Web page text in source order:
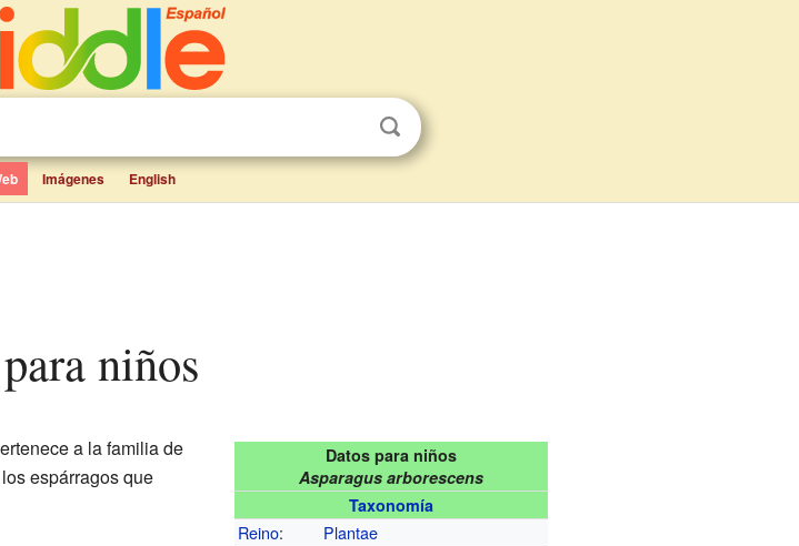
Imágenes English
niños
Datos para niños
Asparagus arborescens
Taxonomía
Reino:
Plantae
a la familia de
espárragos que